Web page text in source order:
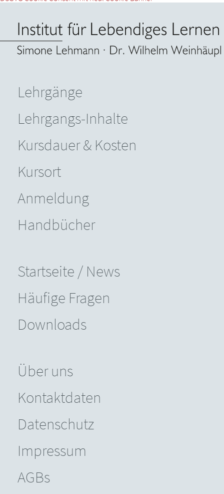
Lehrgänge
Lehrgangs-Inhalte
Kursdauer & Kosten
Kursort
Anmeldung
Handbücher
Startseite / News
Häufige Fragen
Downloads
Über uns
Kontaktdaten
Datenschutz
Impressum
AGBs